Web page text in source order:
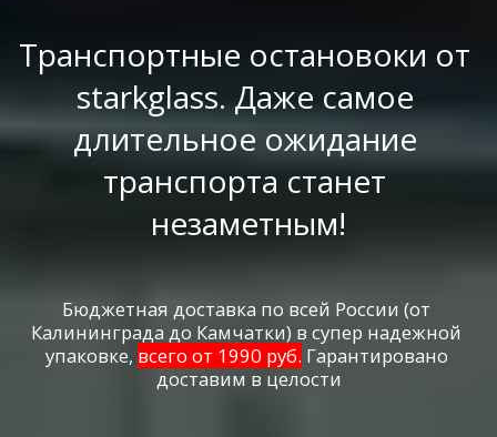
Транспортные остановоки от
starkglass. Даже самое
длительное ожидание
транспорта станет
незаметным!
Бюджетная доставка по всей России (от
Калининграда до Камчатки) в супер надежной
упаковке, всего от 1990 руб. Гарантировано
доставим в целости